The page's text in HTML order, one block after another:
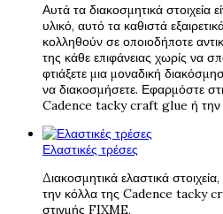
Αυτά τα διακοσμητικά στοιχεία
υλικό, αυτό τα καθιστά
κολληθούν σε οποιοδήποτε
της κάθε επιφάνειας χωρίς να
φτιάξετε μια μοναδική
να διακοσμήσετε. Εφαρμόστε
Cadence tacky craft glue ή την
Ελαστικές τρέσες
Διακοσμητικά ελαστικά
την κόλλα της Cadence tacky
στιγμής FIXME,